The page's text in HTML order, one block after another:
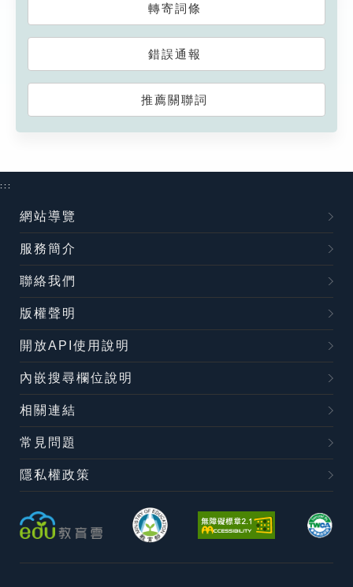
轉寄詞條
錯誤通報
推薦關聯詞
:::
網站導覽
服務簡介
聯絡我們
版權聲明
開放API使用說明
內嵌搜尋欄位說明
相關連結
常見問題
隱私權政策